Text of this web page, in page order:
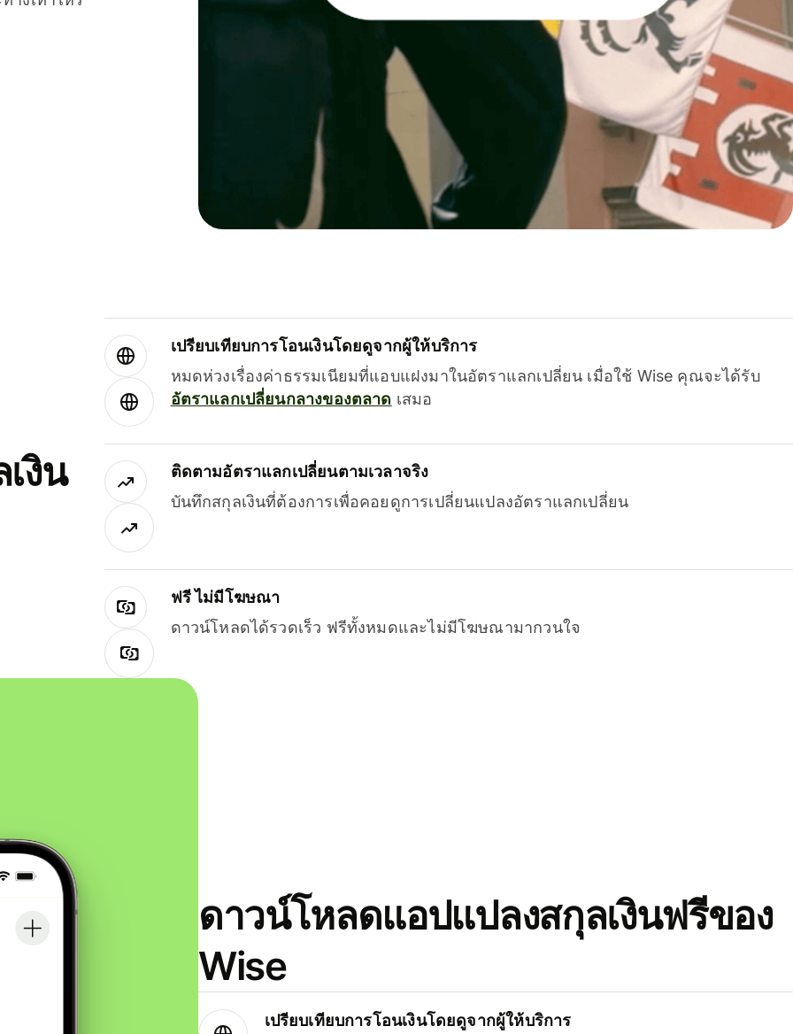
งิน
เปรียบเทียบการโอนเงินโดยดูจากผู้ให้บริการ
หมดห่วงเรื่องค่าธรรมเนียมที่แอบแฝงมาในอัตราแลกเปลี่ยน เมื่อใช้ Wise คุณจะได้รับ
อัตราแลกเปลี่ยนกลางของตลาด เสมอ
ติดตามอัตราแลกเปลี่ยนตามเวลาจริง
บันทึกสกุลเงินที่ต้องการเพื่อคอยดูการเปลี่ยนแปลงอัตราแลกเปลี่ยน
ฟรี ไม่มีโฆษณา
ดาวน์โหลดได้รวดเร็ว ฟรีทั้งหมดและไม่มีโฆษณามากวนใจ
ดาวน์โหลดแอปแปลงสกุลเงินฟรีของ
Wise
เปรียบเทียบการโอนเงินโดยดูจากผู้ให้บริการ